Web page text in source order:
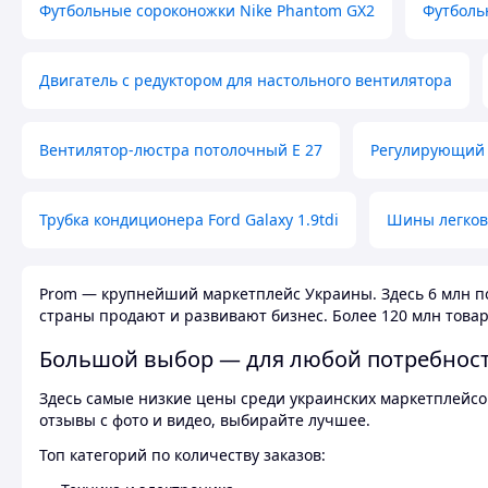
Футбольные сороконожки Nike Phantom GX2
Двигатель с редуктором для настольного вентилятора
Вентилятор-люстра потолочный E 27 Регулирующий
Трубка кондиционера Ford Galaxy 1.9tdi Шины
Prom — крупнейший маркетплейс Украины. Здесь 6 млн
страны продают и развивают бизнес. Более 120 млн
Большой выбор — для любой
Здесь самые низкие цены среди украинских
отзывы с фото и видео, выбирайте лучшее.
Топ категорий по количеству заказов: